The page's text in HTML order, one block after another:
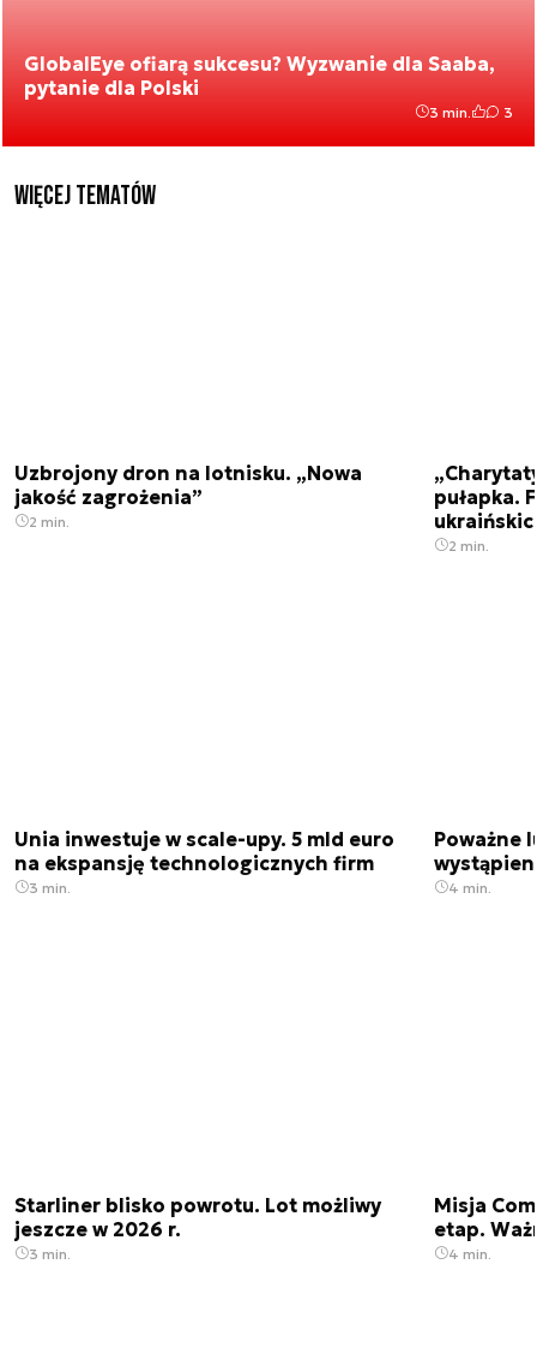
GlobalEye ofiarą sukcesu? Wyzwanie dla Saaba,
pytanie dla Polski
3 min. 3
Więcej tematów
Uzbrojony dron na lotnisku. „Nowa
jakość zagrożenia”
2 min.
pułapka.
2 min.
Unia inwestuje w scale-upy. 5 mld euro
na ekspansję technologicznych firm
3 min.
Poważne
4 min.
Starliner blisko powrotu. Lot możliwy
jeszcze w 2026 r.
3 min.
Misja
etap.
4 min.